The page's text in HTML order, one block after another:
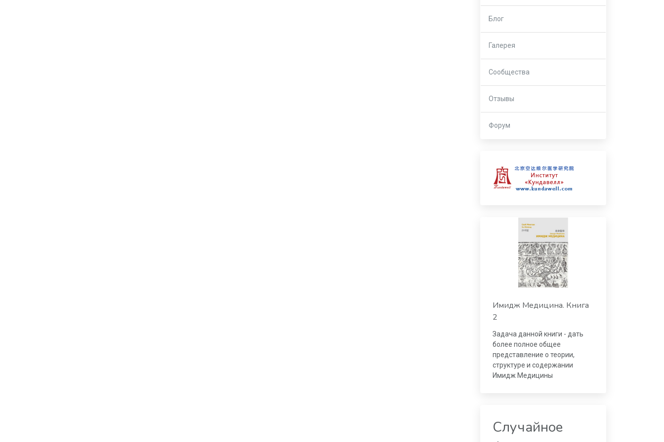
Блог
Галерея
Сообщества
Отзывы
Форум
Имидж Медицина. Книга
2
Задача данной книги - дать
более полное общее
представление о теории,
структуре и содержании
Имидж Медицины
Случайное